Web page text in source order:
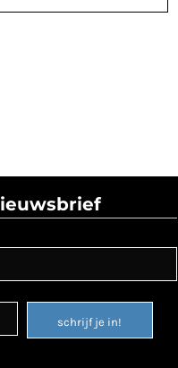
schrijf je in!